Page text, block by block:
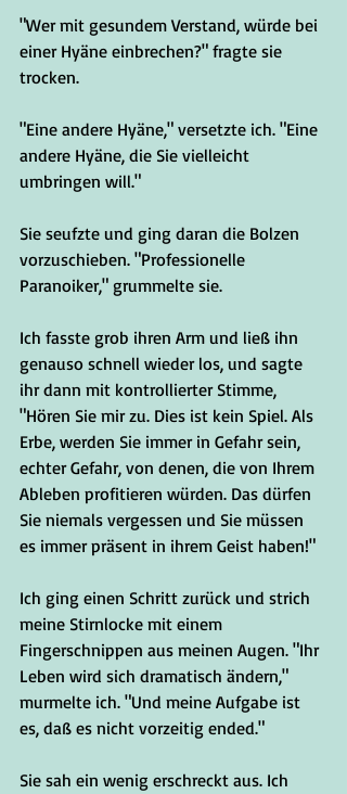
"Wer mit gesundem Verstand, würde bei
einer Hyäne einbrechen?" fragte sie
trocken.
"Eine andere Hyäne," versetzte ich. "Eine
andere Hyäne, die Sie vielleicht
umbringen will."
Sie seufzte und ging daran die Bolzen
vorzuschieben. "Professionelle
Paranoiker," grummelte sie.
Ich fasste grob ihren Arm und ließ ihn
genauso schnell wieder los, und sagte
ihr dann mit kontrollierter Stimme,
"Hören Sie mir zu. Dies ist kein Spiel. Als
Erbe, werden Sie immer in Gefahr sein,
echter Gefahr, von denen, die von Ihrem
Ableben profitieren würden. Das dürfen
Sie niemals vergessen und Sie müssen
es immer präsent in ihrem Geist haben!"
Ich ging einen Schritt zurück und strich
meine Stirnlocke mit einem
Fingerschnippen aus meinen Augen. "Ihr
Leben wird sich dramatisch ändern,"
murmelte ich. "Und meine Aufgabe ist
es, daß es nicht vorzeitig ended."
Sie sah ein wenig erschreckt aus. Ich